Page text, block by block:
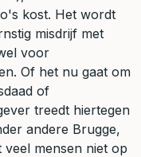
kost. Het wordt
misdrijf met
voor
Of het nu gaat om
of
treedt hiertegen
andere Brugge,
mensen niet op